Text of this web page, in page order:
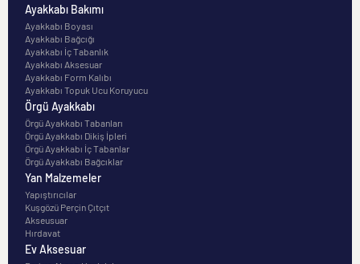
Ayakkabı Bakımı
Ayakkabı Boyası
Ayakkabı Bağcığı
Ayakkabı İç Tabanlık
Ayakkabı Aksesuar
Ayakkabı Form Kalıbı
Ayakkabı Topuk Ucu Koruyucu
Örgü Ayakkabı
Örgü Ayakkabı Tabanları
Örgü Ayakkabı Dikiş İpleri
Örgü Ayakkabı İç Tabanlar
Örgü Ayakkabı Bağcıklar
Yan Malzemeler
Yapıştırıcılar
Kuşgözü Perçin Çıtçıt
Akseusuar
Hırdavat
Ev Aksesuar